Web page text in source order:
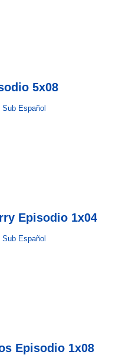
5x08
Sub Español
Episodio 1x04
Sub Español
Episodio 1x08